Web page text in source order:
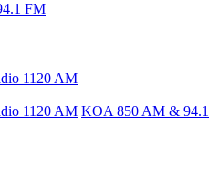
FM
1120 AM
1120 AM KOA 850 AM & 94.1